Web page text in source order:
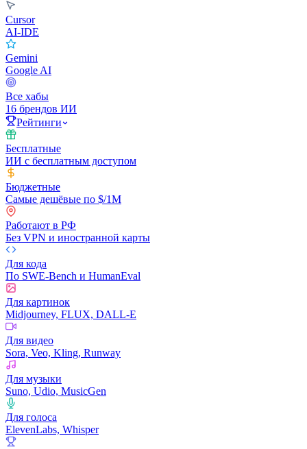
Cursor
AI-IDE
Gemini
Google AI
Все хабы
16 брендов ИИ
Рейтинги
Бесплатные
ИИ с бесплатным доступом
Бюджетные
Самые дешёвые по $/1M
Работают в РФ
Без VPN и иностранной карты
Для кода
По SWE-Bench и HumanEval
Для картинок
Midjourney, FLUX, DALL-E
Для видео
Sora, Veo, Kling, Runway
Для музыки
Suno, Udio, MusicGen
Для голоса
ElevenLabs, Whisper